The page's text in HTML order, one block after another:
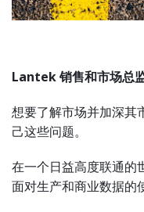
Lantek 销售和市场总
想要了解市场并加深其
己这些问题。
在一个日益高度联通的
面对生产和商业数据的